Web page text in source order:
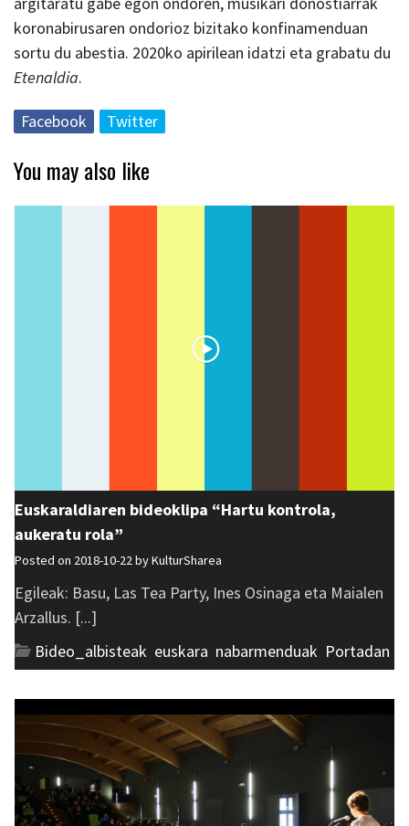
koronabirusaren ondorioz bizitako konfinamenduan
sortu du abestia. 2020ko apirilean idatzi eta grabatu du
Etenaldia.
Facebook Twitter
You may also like
Euskaraldiaren bideoklipa “Hartu kontrola,
aukeratu rola”
Posted on 2018-10-22 byKulturSharea
Egileak: Basu, Las Tea Party, Ines Osinaga eta Maialen
Arzallus. [...]
Bideo_albisteak euskara nabarmenduak Portadan